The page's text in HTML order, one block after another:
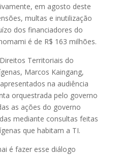
em agosto deste
multas e inutilização
dos financiadores do
é de R$ 163 milhões.
Territoriais do
Marcos Kaingang,
na audiência
orquestrada pelo governo
as ações do governo
mediante consultas feitas
que habitam a TI.
é fazer esse diálogo